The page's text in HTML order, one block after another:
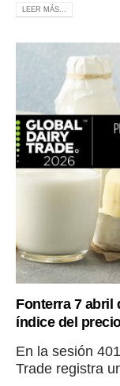
LEER MÁS...
Fonterra 7 abril
índice del
En la sesión
Trade registra